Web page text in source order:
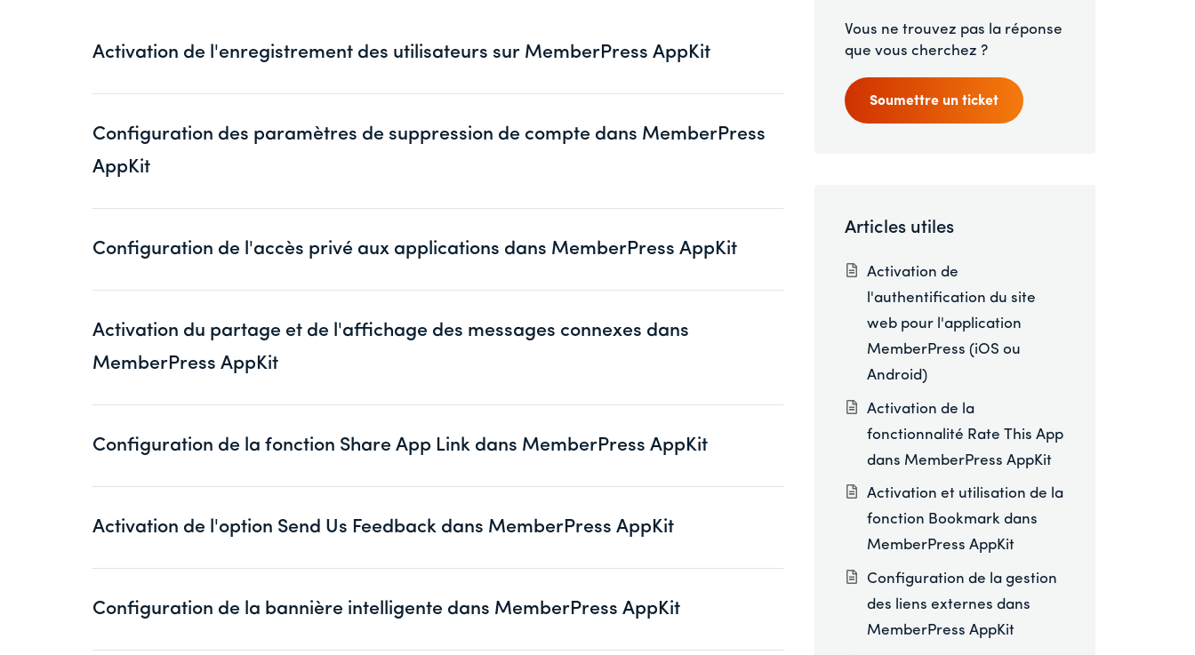
Activation de l'enregistrement des utilisateurs sur MemberPress AppKit
Configuration des paramètres de suppression de compte dans MemberPress
AppKit
Configuration de l'accès privé aux applications dans MemberPress AppKit
Activation du partage et de l'affichage des messages connexes dans
MemberPress AppKit
Configuration de la fonction Share App Link dans MemberPress AppKit
Activation de l'option Send Us Feedback dans MemberPress AppKit
Configuration de la bannière intelligente dans MemberPress AppKit
Vous ne trouvez pas la réponse
que vous cherchez ?
Soumettre un ticket
Articles utiles
Activation de
l'authentification du site
web pour l'application
MemberPress (iOS ou
Android)
Activation de la
fonctionnalité Rate This App
dans MemberPress AppKit
Activation et utilisation de la
fonction Bookmark dans
MemberPress AppKit
Configuration de la gestion
des liens externes dans
MemberPress AppKit